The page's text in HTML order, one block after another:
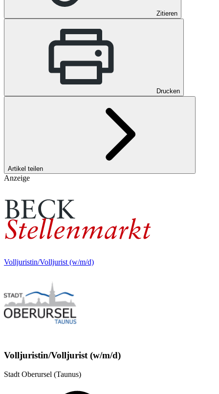
Zitieren
Drucken
Artikel teilen
Anzeige
Volljuristin/Volljurist (w/m/d)
Volljuristin/Volljurist (w/m/d)
Stadt Oberursel (Taunus)